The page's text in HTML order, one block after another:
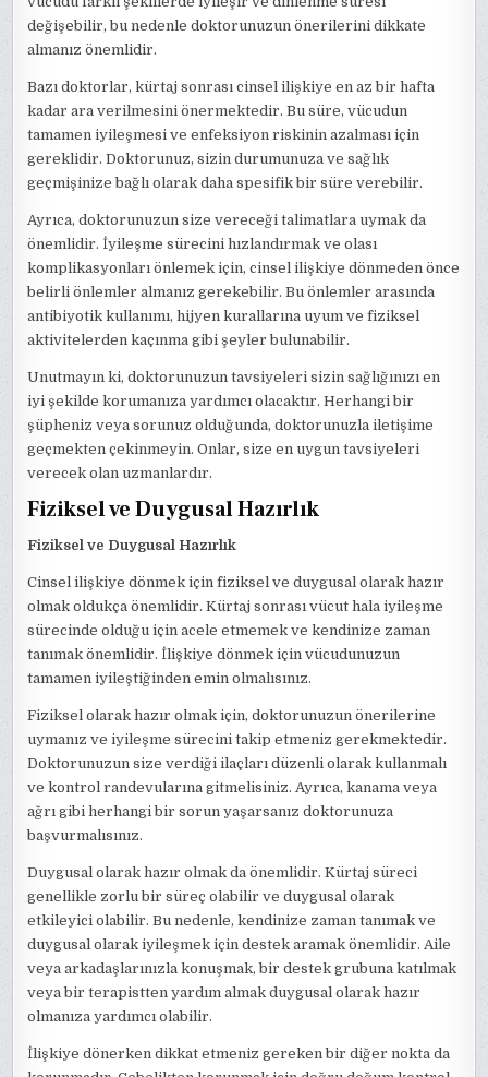
değişebilir, bu nedenle doktorunuzun önerilerini dikkate
almanız önemlidir.
Bazı doktorlar, kürtaj sonrası cinsel ilişkiye en az bir hafta
kadar ara verilmesini önermektedir. Bu süre, vücudun
tamamen iyileşmesi ve enfeksiyon riskinin azalması için
gereklidir. Doktorunuz, sizin durumunuza ve sağlık
geçmişinize bağlı olarak daha spesifik bir süre verebilir.
Ayrıca, doktorunuzun size vereceği talimatlara uymak da
önemlidir. İyileşme sürecini hızlandırmak ve olası
komplikasyonları önlemek için, cinsel ilişkiye dönmeden önce
belirli önlemler almanız gerekebilir. Bu önlemler arasında
antibiyotik kullanımı, hijyen kurallarına uyum ve fiziksel
aktivitelerden kaçınma gibi şeyler bulunabilir.
Unutmayın ki, doktorunuzun tavsiyeleri sizin sağlığınızı en
iyi şekilde korumanıza yardımcı olacaktır. Herhangi bir
şüpheniz veya sorunuz olduğunda, doktorunuzla iletişime
geçmekten çekinmeyin. Onlar, size en uygun tavsiyeleri
verecek olan uzmanlardır.
Fiziksel ve Duygusal Hazırlık
Fiziksel ve Duygusal Hazırlık
Cinsel ilişkiye dönmek için fiziksel ve duygusal olarak hazır
olmak oldukça önemlidir. Kürtaj sonrası vücut hala iyileşme
sürecinde olduğu için acele etmemek ve kendinize zaman
tanımak önemlidir. İlişkiye dönmek için vücudunuzun
tamamen iyileştiğinden emin olmalısınız.
Fiziksel olarak hazır olmak için, doktorunuzun önerilerine
uymanız ve iyileşme sürecini takip etmeniz gerekmektedir.
Doktorunuzun size verdiği ilaçları düzenli olarak kullanmalı
ve kontrol randevularına gitmelisiniz. Ayrıca, kanama veya
ağrı gibi herhangi bir sorun yaşarsanız doktorunuza
başvurmalısınız.
Duygusal olarak hazır olmak da önemlidir. Kürtaj süreci
genellikle zorlu bir süreç olabilir ve duygusal olarak
etkileyici olabilir. Bu nedenle, kendinize zaman tanımak ve
duygusal olarak iyileşmek için destek aramak önemlidir. Aile
veya arkadaşlarınızla konuşmak, bir destek grubuna katılmak
veya bir terapistten yardım almak duygusal olarak hazır
olmanıza yardımcı olabilir.
İlişkiye dönerken dikkat etmeniz gereken bir diğer nokta da